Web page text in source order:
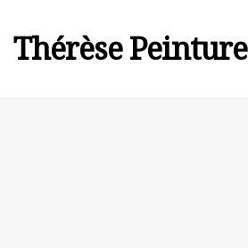
Thérèse Peinture